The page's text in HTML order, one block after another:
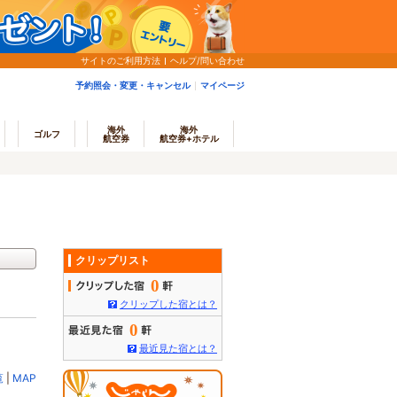
サイトのご利用方法 ヘルプ/問い合わせ
予約照会・変更・キャンセル マイページ
ゴルフ
海外
航空券
海外
航空券+ホテル
MAP
クリップリスト
0
クリップした宿とは？
0
最近見た宿とは？